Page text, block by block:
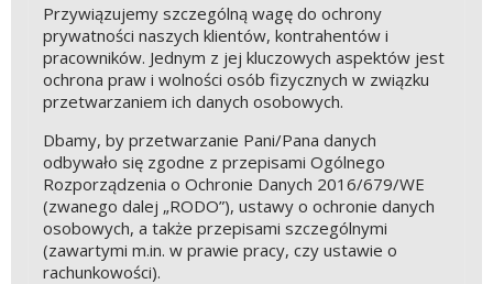
Przywiązujemy szczególną wagę do ochrony
prywatności naszych klientów, kontrahentów i
pracowników. Jednym z jej kluczowych aspektów jest
ochrona praw i wolności osób fizycznych w związku
przetwarzaniem ich danych osobowych.
Dbamy, by przetwarzanie Pani/Pana danych
odbywało się zgodne z przepisami Ogólnego
Rozporządzenia o Ochronie Danych 2016/679/WE
(zwanego dalej „RODO”), ustawy o ochronie danych
osobowych, a także przepisami szczególnymi
(zawartymi m.in. w prawie pracy, czy ustawie o
rachunkowości).